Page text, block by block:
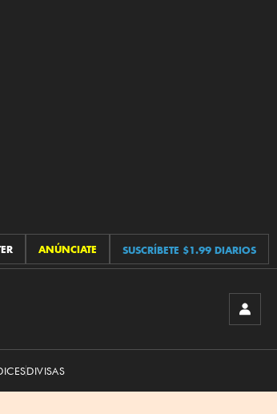
ANÚNCIATE SUSCRÍBETE $1.99 DIARIOS
DIVISAS